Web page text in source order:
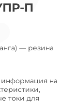
П
— резина
информация на
токи для